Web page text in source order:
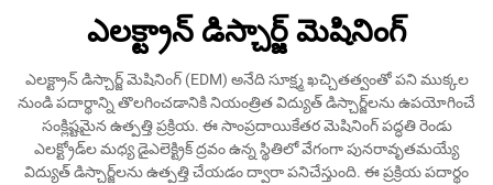
ఎలక్ట్రాన్ డిస్చార్జ్ మెషినింగ్
ఎలక్ట్రాన్ డిస్చార్జ్ మెషినింగ్ (EDM) అనేది సూక్ష్మ ఖచ్చితత్వంతో పని ముక్కల
నుండి పదార్థాన్ని తొలగించడానికి నియంత్రిత విద్యుత్ డిస్చార్జ్‌లను ఉపయోగించే
సంక్లిష్టమైన ఉత్పత్తి ప్రక్రియ. ఈ సాంప్రదాయికేతర మెషినింగ్ పద్ధతి రెండు
ఎలక్ట్రోడ్‌ల మధ్య డైఎలెక్ట్రిక్ ద్రవం ఉన్న స్థితిలో వేగంగా పునరావృతమయ్యే
విద్యుత్ డిస్చార్జ్‌లను ఉత్పత్తి చేయడం ద్వారా పనిచేస్తుంది. ఈ ప్రక్రియ పదార్థం